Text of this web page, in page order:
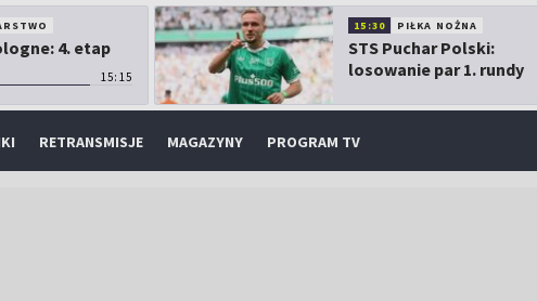
4. etap
15:15
15:30 PIŁKA NOŻNA
STS Puchar Polski:
losowanie par 1. rundy
RETRANSMISJE MAGAZYNY PROGRAM TV